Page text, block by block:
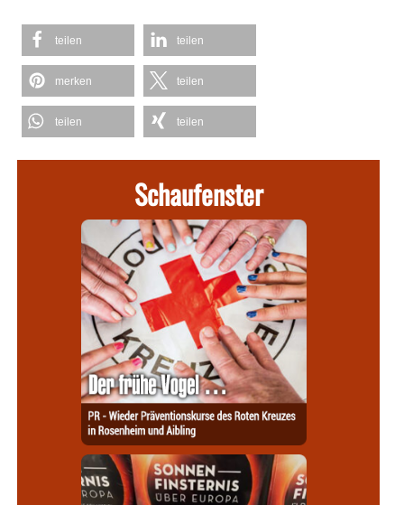
teilen teilen
merken teilen
teilen teilen
Schaufenster